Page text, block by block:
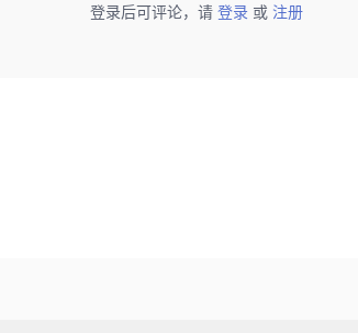
登录后可评论，请 登录 或 注册